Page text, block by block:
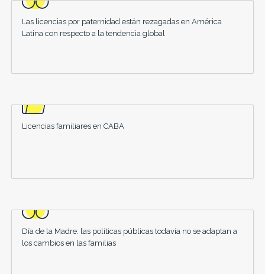
Las licencias por paternidad están rezagadas en América
Latina con respecto a la tendencia global
Licencias familiares en CABA
Día de la Madre: las políticas públicas todavía no se adaptan a
los cambios en las familias